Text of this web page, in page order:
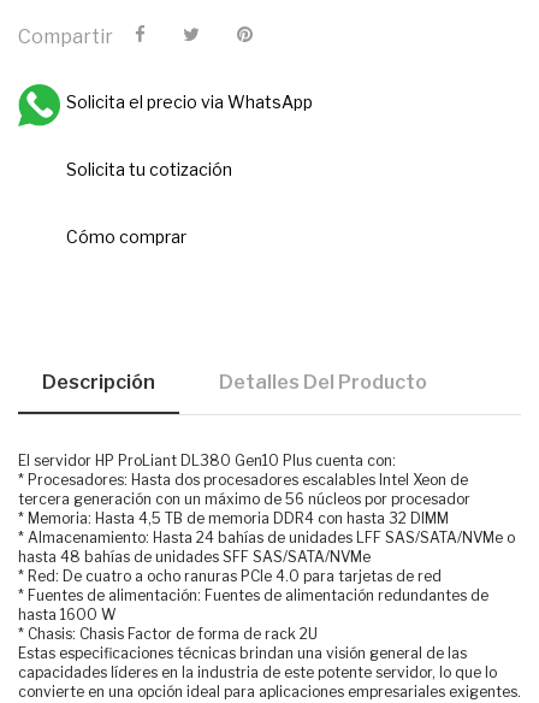
Compartir
Solicita el precio via WhatsApp
Solicita tu cotización
Cómo comprar
Descripción Detalles Del Producto
El servidor HP ProLiant DL380 Gen10 Plus cuenta con:
* Procesadores: Hasta dos procesadores escalables Intel Xeon de
tercera generación con un máximo de 56 núcleos por procesador
* Memoria: Hasta 4,5 TB de memoria DDR4 con hasta 32 DIMM
* Almacenamiento: Hasta 24 bahías de unidades LFF SAS/SATA/NVMe o
hasta 48 bahías de unidades SFF SAS/SATA/NVMe
* Red: De cuatro a ocho ranuras PCIe 4.0 para tarjetas de red
* Fuentes de alimentación: Fuentes de alimentación redundantes de
hasta 1600 W
* Chasis: Chasis Factor de forma de rack 2U
Estas especificaciones técnicas brindan una visión general de las
capacidades líderes en la industria de este potente servidor, lo que lo
convierte en una opción ideal para aplicaciones empresariales exigentes.